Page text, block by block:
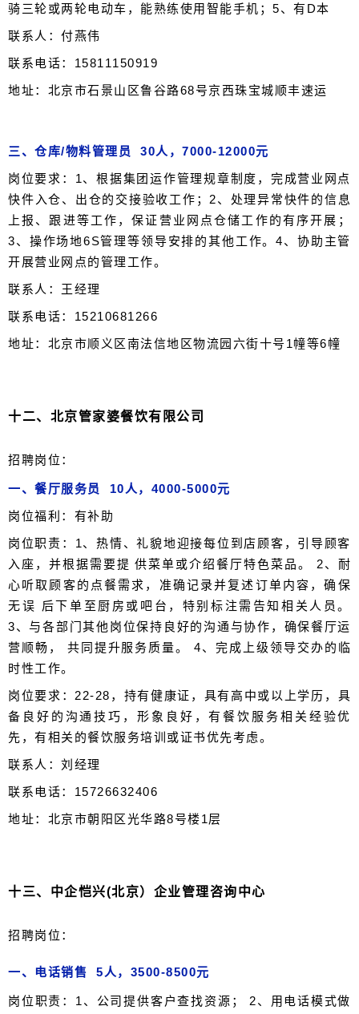
骑三轮或两轮电动车，能熟练使用智能手机；5、有D本
联系人：付燕伟
联系电话：15811150919
地址：北京市石景山区鲁谷路68号京西珠宝城顺丰速运
三、仓库/物料管理员 30人，7000-12000元
岗位要求：1、根据集团运作管理规章制度，完成营业网点
快件入仓、出仓的交接验收工作；2、处理异常快件的信息
上报、跟进等工作，保证营业网点仓储工作的有序开展；
3、操作场地6S管理等领导安排的其他工作。4、协助主管
开展营业网点的管理工作。
联系人：王经理
联系电话：15210681266
地址：北京市顺义区南法信地区物流园六街十号1幢等6幢
十二、北京管家婆餐饮有限公司
招聘岗位：
一、餐厅服务员 10人，4000-5000元
岗位福利：有补助
岗位职责：1、热情、礼貌地迎接每位到店顾客，引导顾客
入座，并根据需要提 供菜单或介绍餐厅特色菜品。 2、耐
心听取顾客的点餐需求，准确记录并复述订单内容，确保
无误 后下单至厨房或吧台，特别标注需告知相关人员。
3、与各部门其他岗位保持良好的沟通与协作，确保餐厅运
营顺畅， 共同提升服务质量。 4、完成上级领导交办的临
时性工作。
岗位要求：22-28，持有健康证，具有高中或以上学历，具
备良好的沟通技巧，形象良好，有餐饮服务相关经验优
先，有相关的餐饮服务培训或证书优先考虑。
联系人：刘经理
联系电话：15726632406
地址：北京市朝阳区光华路8号楼1层
十三、 中企恺兴(北京）企业管理咨询中心
招聘岗位：
一、电话销售 5人，3500-8500元
岗位职责：1、公司提供客户查找资源； 2、用电话模式做